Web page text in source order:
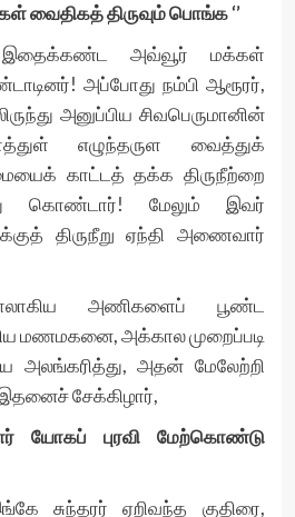
வைதிகத் திருவும் பொங்க ‘’
இதைக்கண்ட அவ்வூர் மக்கள்
அப்போது நம்பி ஆரூரர்,
அனுப்பிய சிவபெருமானின்
எழுந்தருள வைத்துக்
காட்டத் தக்க திருநீற்றை
கொண்டார்! மேலும் இவர்
திருநீறு ஏந்தி அணைவார்
அணிகளைப் பூண்ட
மணமகனை, அக்கால முறைப்படி
அலங்கரித்து, அதன் மேலேற்றி
சேக்கிழார்,
யோகப் புரவி மேற்கொண்டு
சுந்தரர் ஏறிவந்த குதிரை,